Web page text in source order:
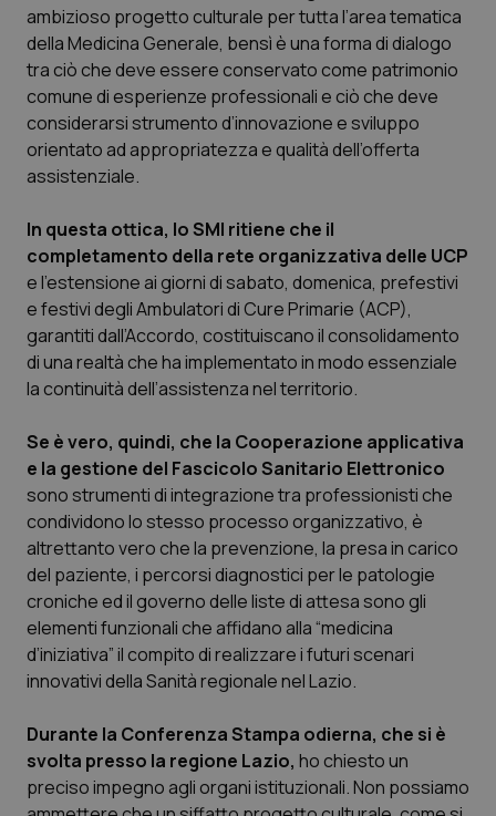
Puglia
Sardegna
Sicilia
Umbria
Valle D’Aosta
Veneto
Malattie rare
Malattia di Crohn & Rettocolite Ulcerosa
Neuroscienze & patologie neurodegenerative
Oftalmologia
Oncodermatologia
Oncoematologia
Oncologia & Nutrizione
Psoriasi & pelle
Quotidiano Cardiologia
Quotidiano Chirurgia
Quotidiano Oncologia
Quotidiano Pediatria
Rene & patologie urogenitali
ambizioso progetto culturale per tutta l’area tematica
della Medicina Generale, bensì è una forma di dialogo
tra ciò che deve essere conservato come patrimonio
comune di esperienze professionali e ciò che deve
considerarsi strumento d’innovazione e sviluppo
orientato ad appropriatezza e qualità dell’offerta
assistenziale.
In questa ottica, lo SMI ritiene che il
completamento della rete organizzativa delle UCP
e l’estensione ai giorni di sabato, domenica, prefestivi
e festivi degli Ambulatori di Cure Primarie (ACP),
garantiti dall’Accordo, costituiscano il consolidamento
di una realtà che ha implementato in modo essenziale
la continuità dell’assistenza nel territorio.
Se è vero, quindi, che la Cooperazione applicativa
e la gestione del Fascicolo Sanitario Elettronico
sono strumenti di integrazione tra professionisti che
condividono lo stesso processo organizzativo, è
altrettanto vero che la prevenzione, la presa in carico
del paziente, i percorsi diagnostici per le patologie
croniche ed il governo delle liste di attesa sono gli
elementi funzionali che affidano alla “medicina
d’iniziativa” il compito di realizzare i futuri scenari
innovativi della Sanità regionale nel Lazio.
Durante la Conferenza Stampa odierna, che si è
svolta presso la regione Lazio, ho chiesto un
preciso impegno agli organi istituzionali. Non possiamo